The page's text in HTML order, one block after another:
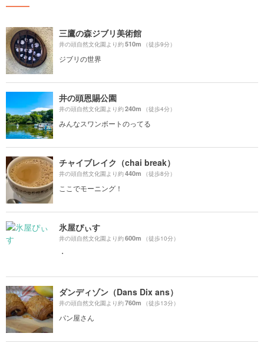
三鷹の森ジブリ美術館
井の頭自然文化園より約510m （徒歩9分）
ジブリの世界
井の頭恩賜公園
井の頭自然文化園より約240m （徒歩4分）
みんなスワンボートのってる
チャイブレイク（chai break）
井の頭自然文化園より約440m （徒歩8分）
ここでモーニング！
氷屋ぴぃす
井の頭自然文化園より約600m （徒歩10分）
・
ダンディゾン（Dans Dix ans）
井の頭自然文化園より約760m （徒歩13分）
パン屋さん